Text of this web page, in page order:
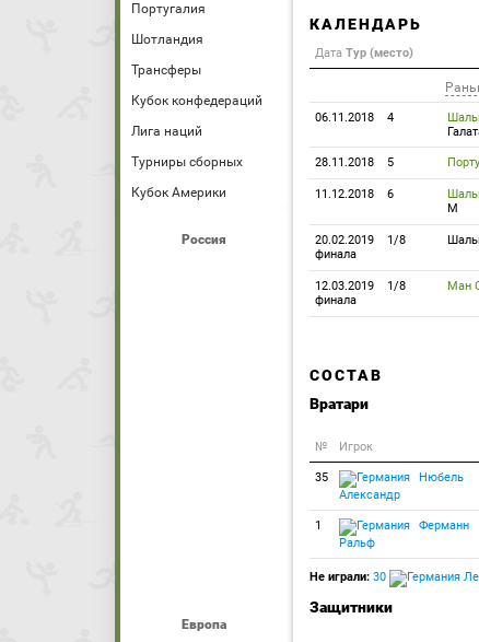
Португалия
Шотландия
Трансферы
Кубок конфедераций
Лига наций
Турниры сборных
Кубок Америки
Россия
Европа
КАЛЕНДАРЬ
Дата Тур (место)
06.11.2018 4
28.11.2018 5 Порту
11.12.2018 6
М
20.02.2019
1/8
финала
12.03.2019
1/8
финала
Ман
СОСТАВ
Вратари
№ Игрок
35
Нюбель
Александр
1
Ферманн
Ральф
Не играли: 30
Защитники